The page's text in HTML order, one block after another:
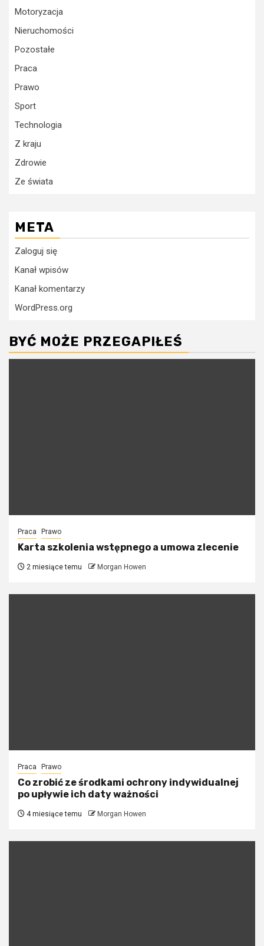
Motoryzacja
Nieruchomości
Pozostałe
Praca
Prawo
Sport
Technologia
Z kraju
Zdrowie
Ze świata
META
Zaloguj się
Kanał wpisów
Kanał komentarzy
WordPress.org
BYĆ MOŻE PRZEGAPIŁEŚ
Praca Prawo
Karta szkolenia wstępnego a umowa zlecenie
2 miesiące temu Morgan Howen
Praca Prawo
Co zrobić ze środkami ochrony indywidualnej
po upływie ich daty ważności
4 miesiące temu Morgan Howen